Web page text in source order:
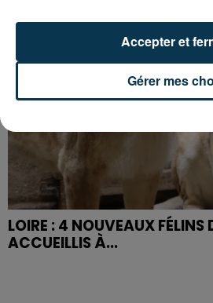
LOIRE : 4 NOUVEAUX FÉLINS
ACCUEILLIS À...
Gérer mes
Accepter et